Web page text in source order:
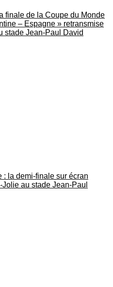
finale de la Coupe du Monde
– Espagne » retransmise
stade Jean-Paul David
: la demi-finale sur écran
au stade Jean-Paul